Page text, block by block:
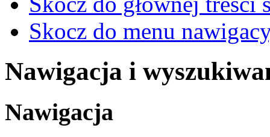
Skocz do menu
Nawigacja i
Nawigacja